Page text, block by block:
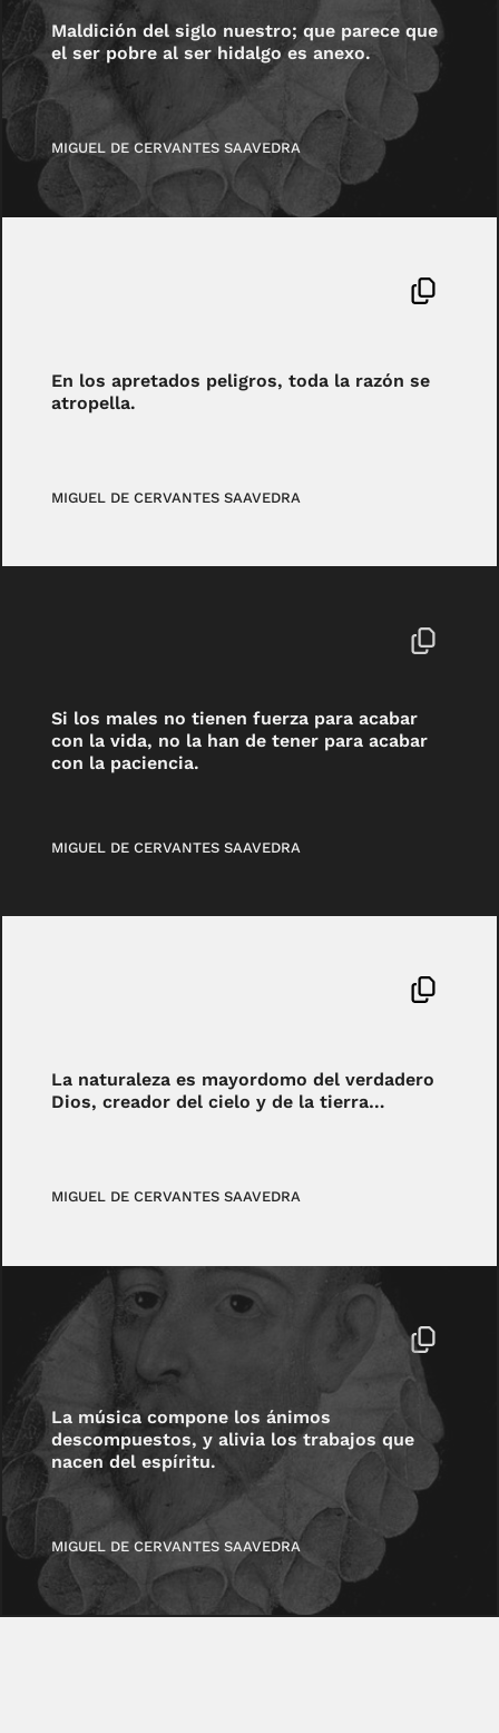
Maldición del siglo nuestro; que parece que
el ser pobre al ser hidalgo es anexo.
MIGUEL DE CERVANTES SAAVEDRA
En los apretados peligros, toda la razón se
atropella.
MIGUEL DE CERVANTES SAAVEDRA
Si los males no tienen fuerza para acabar
con la vida, no la han de tener para acabar
con la paciencia.
MIGUEL DE CERVANTES SAAVEDRA
La naturaleza es mayordomo del verdadero
Dios, creador del cielo y de la tierra…
MIGUEL DE CERVANTES SAAVEDRA
La música compone los ánimos
descompuestos, y alivia los trabajos que
nacen del espíritu.
MIGUEL DE CERVANTES SAAVEDRA